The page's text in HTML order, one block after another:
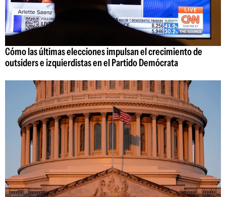
Cómo las últimas elecciones impulsan el crecimiento de
outsiders e izquierdistas en el Partido Demócrata